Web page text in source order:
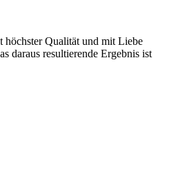
höchster Qualität und mit Liebe
daraus resultierende Ergebnis ist